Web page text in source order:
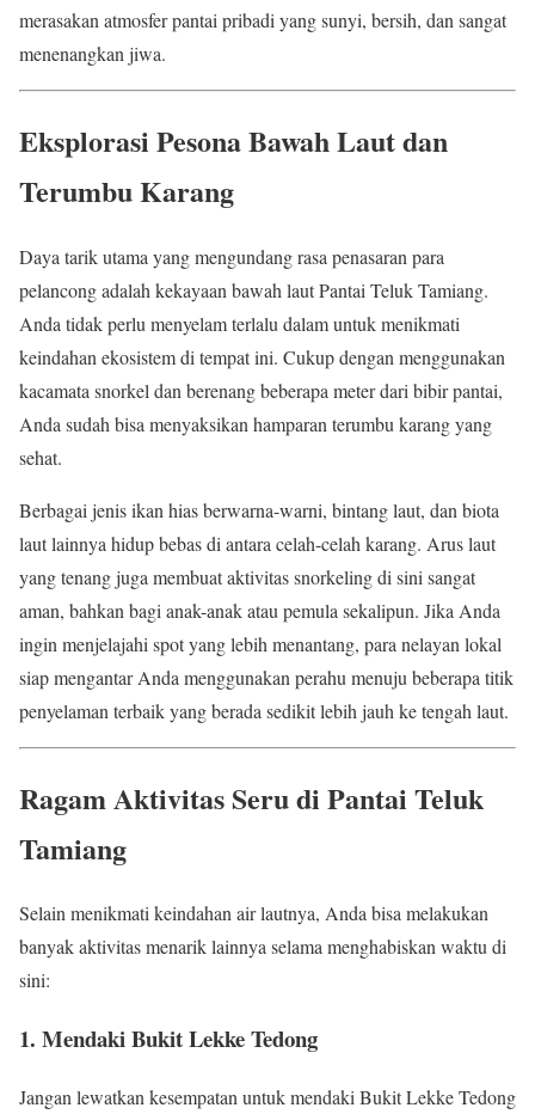
merasakan atmosfer pantai pribadi yang sunyi, bersih, dan sangat
menenangkan jiwa.
Eksplorasi Pesona Bawah Laut dan
Terumbu Karang
Daya tarik utama yang mengundang rasa penasaran para
pelancong adalah kekayaan bawah laut Pantai Teluk Tamiang.
Anda tidak perlu menyelam terlalu dalam untuk menikmati
keindahan ekosistem di tempat ini. Cukup dengan menggunakan
kacamata snorkel dan berenang beberapa meter dari bibir pantai,
Anda sudah bisa menyaksikan hamparan terumbu karang yang
sehat.
Berbagai jenis ikan hias berwarna-warni, bintang laut, dan biota
laut lainnya hidup bebas di antara celah-celah karang. Arus laut
yang tenang juga membuat aktivitas snorkeling di sini sangat
aman, bahkan bagi anak-anak atau pemula sekalipun. Jika Anda
ingin menjelajahi spot yang lebih menantang, para nelayan lokal
siap mengantar Anda menggunakan perahu menuju beberapa titik
penyelaman terbaik yang berada sedikit lebih jauh ke tengah laut.
Ragam Aktivitas Seru di Pantai Teluk
Tamiang
Selain menikmati keindahan air lautnya, Anda bisa melakukan
banyak aktivitas menarik lainnya selama menghabiskan waktu di
sini:
1. Mendaki Bukit Lekke Tedong
Jangan lewatkan kesempatan untuk mendaki Bukit Lekke Tedong